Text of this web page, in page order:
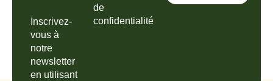
Inscrivez-
vous à
notre
newsletter
en utilisant
de
confidentialité